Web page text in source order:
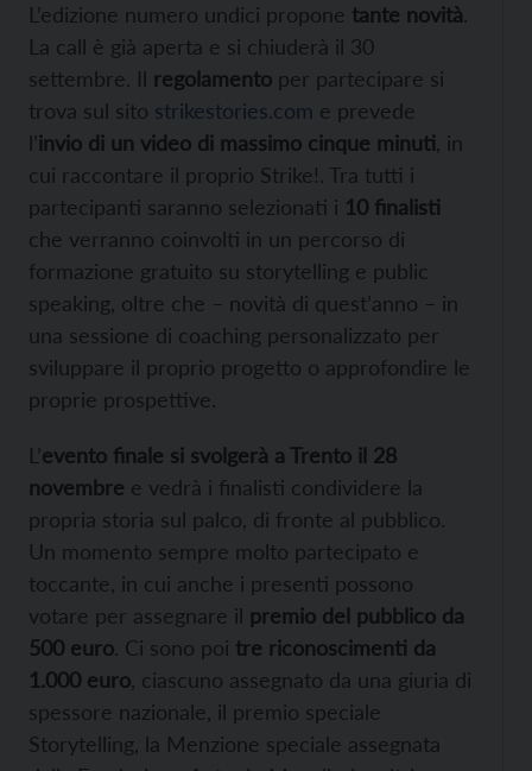
L’edizione numero undici propone tante novità.
La call è già aperta e si chiuderà il 30
settembre. Il regolamento per partecipare si
trova sul sito strikestories.com e prevede
l’invio di un video di massimo cinque minuti , in
cui raccontare il proprio Strike!. Tra tutti i
partecipanti saranno selezionati i 10 finalisti
che verranno coinvolti in un percorso di
formazione gratuito su storytelling e public
speaking, oltre che – novità di quest’anno – in
una sessione di coaching personalizzato per
sviluppare il proprio progetto o approfondire le
proprie prospettive.
L’evento finale si svolgerà a Trento il 28
novembre e vedrà i finalisti condividere la
propria storia sul palco, di fronte al pubblico.
Un momento sempre molto partecipato e
toccante, in cui anche i presenti possono
votare per assegnare il premio del pubblico da
500 euro. Ci sono poi tre riconoscimenti da
1.000 euro , ciascuno assegnato da una giuria di
spessore nazionale, il premio speciale
Storytelling, la Menzione speciale assegnata